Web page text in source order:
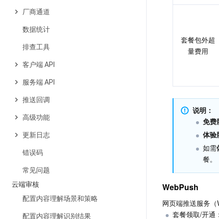
厂商通道
数据统计
排查工具
客户端 API
服务端 API
推送回调
高级功能
更新日志
错误码
常见问题
云端审核
配置内容理解场景和策略
配置内容理解识别结果
套餐包外超
量费用
说明：
免费
体验
如需
餐。
WebPush
网页端推送服务
套餐领取/开通